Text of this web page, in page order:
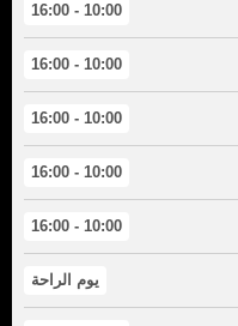
10:00 - 16:00
10:00 - 16:00
10:00 - 16:00
10:00 - 16:00
10:00 - 16:00
يوم الراحة